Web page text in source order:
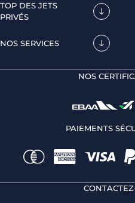
TOP DES JETS
PRIVÉS
NOS SERVICES
NOS
PAIEMENTS